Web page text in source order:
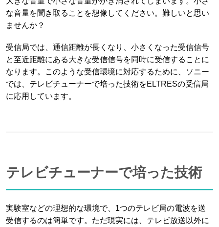
な音量を聞き取ることを想像してください。難しいと思い
ませんか？
受信局では、通信距離が長くなり、小さくなった受信信号
と至近距離にある大きな受信信号を同時に受信することに
なります。このような受信環境に対応するために、ソニー
では、テレビチューナーで培った技術をELTRESの受信局
に応用しています。
テレビチューナーで培った技術
実験室などの理想的な環境で、1つのテレビ局の電波を送
受信するのは簡単です。ただ現実には、テレビ放送以外に